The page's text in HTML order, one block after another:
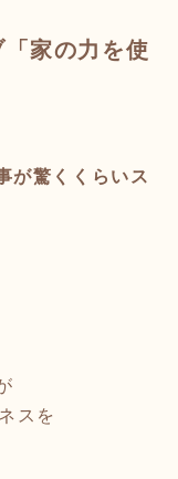
家の力を使
が驚くくらいス
スを